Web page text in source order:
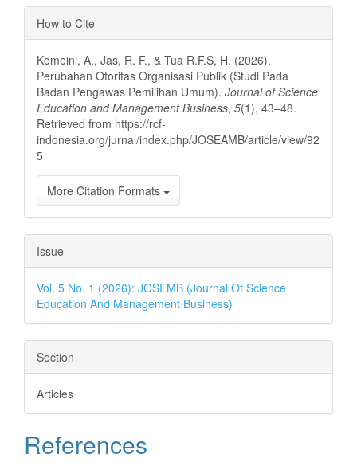
Article
Details
How to Cite
Komeini, A., Jas, R. F., & Tua R.F.S, H. (2026).
Perubahan Otoritas Organisasi Publik (Studi Pada
Badan Pengawas Pemilihan Umum). Journal of Science
Education and Management Business, 5(1), 43–48.
Retrieved from https://rcf-
indonesia.org/jurnal/index.php/JOSEAMB/article/view/92
5
More Citation Formats
Issue
Vol. 5 No. 1 (2026): JOSEMB (Journal Of Science
Education And Management Business)
Section
Articles
References